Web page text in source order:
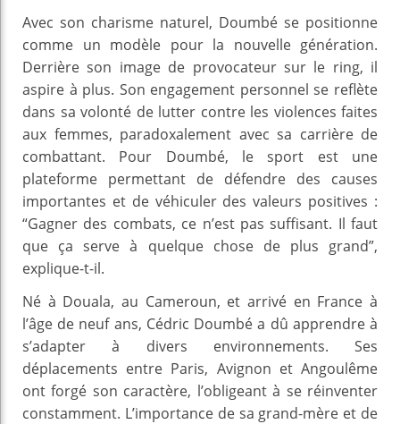
Avec son charisme naturel, Doumbé se positionne
comme un modèle pour la nouvelle génération.
Derrière son image de provocateur sur le ring, il
aspire à plus. Son engagement personnel se reflète
dans sa volonté de lutter contre les violences faites
aux femmes, paradoxalement avec sa carrière de
combattant. Pour Doumbé, le sport est une
plateforme permettant de défendre des causes
importantes et de véhiculer des valeurs positives :
“Gagner des combats, ce n’est pas suffisant. Il faut
que ça serve à quelque chose de plus grand”,
explique-t-il.
Né à Douala, au Cameroun, et arrivé en France à
l’âge de neuf ans, Cédric Doumbé a dû apprendre à
s’adapter à divers environnements. Ses
déplacements entre Paris, Avignon et Angoulême
ont forgé son caractère, l’obligeant à se réinventer
constamment. L’importance de sa grand-mère et de